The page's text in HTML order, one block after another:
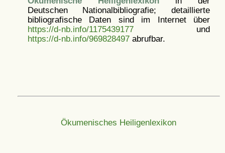
Deutschen Nationalbibliografie; detaillierte
bibliografische Daten sind im Internet über
https://d-nb.info/1175439177und
https://d-nb.info/969828497abrufbar.
Ökumenisches Heiligenlexikon